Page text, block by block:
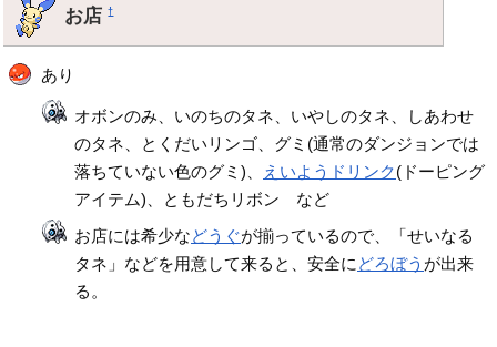
お店†
あり
オボンのみ、いのちのタネ、いやしのタネ、しあわせ
のタネ、とくだいリンゴ、グミ(通常のダンジョンでは
落ちていない色のグミ)、
えいようドリンク(ドーピング
アイテム)、ともだちリボン など
お店には希少などうぐが揃っているので、「せいなる
タネ」などを用意して来ると、安全に どろぼう が出来
る。